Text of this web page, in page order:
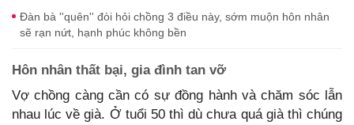
Đàn bà ''quên'' đòi hỏi chồng 3 điều này, sớm muộn hôn nhân
sẽ rạn nứt, hạnh phúc không bền
Hôn nhân thất bại, gia đình tan vỡ
Vợ chồng càng cần có sự đồng hành và chăm sóc lẫn
nhau lúc về già. Ở tuổi 50 thì dù chưa quá già thì chúng